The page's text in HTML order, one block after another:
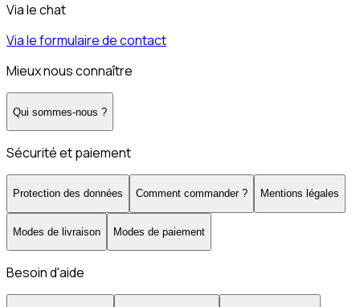
Via le chat
Via le formulaire de contact
Mieux nous connaître
Qui sommes-nous ?
Sécurité et paiement
Protection des données Comment commander ? Mentions légales
Modes de livraison Modes de paiement
Besoin d'aide